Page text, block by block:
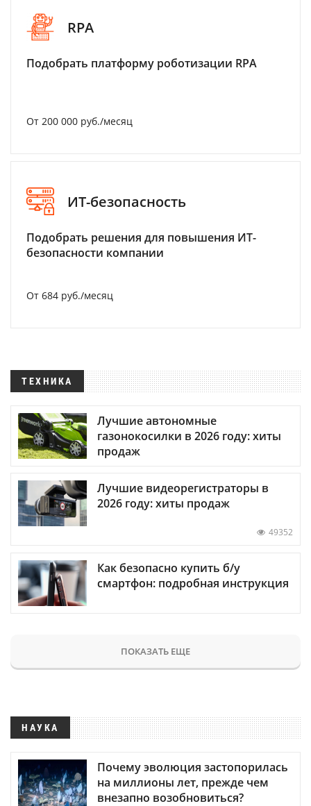
RPA
Подобрать платформу роботизации RPA
От 200 000 руб./месяц
ИТ-безопасность
Подобрать решения для повышения ИТ-
безопасности компании
От 684 руб./месяц
ТЕХНИКА
Лучшие автономные
газонокосилки в 2026 году: хиты
продаж
Лучшие видеорегистраторы в
2026 году: хиты продаж
49352
Как безопасно купить б/у
смартфон: подробная инструкция
ПОКАЗАТЬ ЕЩЕ
НАУКА
Почему эволюция застопорилась
на миллионы лет, прежде чем
внезапно возобновиться?